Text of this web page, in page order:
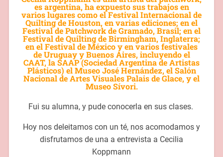
es argentina, ha expuesto sus trabajos en
varios lugares como el Festival Internacional de
Quilting de Houston, en varias ediciones; en el
Festival de Patchwork de Gramado, Brasil; en el
Festival de Quilting de Birmingham, Inglaterra;
en el Festival de México y en varios festivales
de Uruguay y Buenos Aires, incluyendo el
CAAT, la SAAP (Sociedad Argentina de Artistas
Plásticos) el Museo José Hernández, el Salón
Nacional de Artes Visuales Palais de Glace, y el
Museo Sívori.
Fui su alumna, y pude conocerla en sus clases.
Hoy nos deleitamos con un té, nos acomodamos y
disfrutamos de una a entrevista a Cecilia
Koppmann